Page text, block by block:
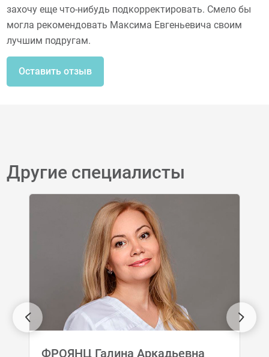
захочу еще что-нибудь подкорректировать. Смело бы
могла рекомендовать Максима Евгеньевича своим
лучшим подругам.
Оставить отзыв
Другие специалисты
ФРОЯНЦ Галина Аркадьевна